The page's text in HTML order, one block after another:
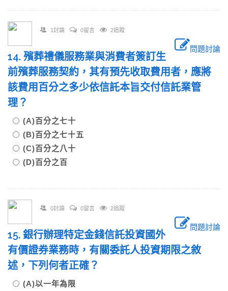
1討論 0留言 2追蹤
問題討論
14. 殯葬禮儀服務業與消費者簽訂生
前殯葬服務契約，其有預先收取費用者，應將
該費用百分之多少依信託本旨交付信託業管
理？
(A)百分之七十
(B)百分之七十五
(C)百分之八十
(D)百分之百
0討論 0留言 2追蹤
問題討論
15. 銀行辦理特定金錢信託投資國外
有價證券業務時，有關委託人投資期限之敘
述，下列何者正確？
(A)以一年為限